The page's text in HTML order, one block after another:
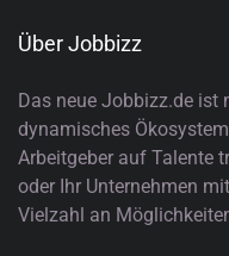
Über Jobbizz
Das neue Jobbizz.de ist
dynamisches
Arbeitgeber auf Talente
oder Ihr Unternehmen
Vielzahl an